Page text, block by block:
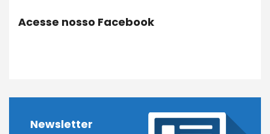
Acesse nosso Facebook
Newsletter